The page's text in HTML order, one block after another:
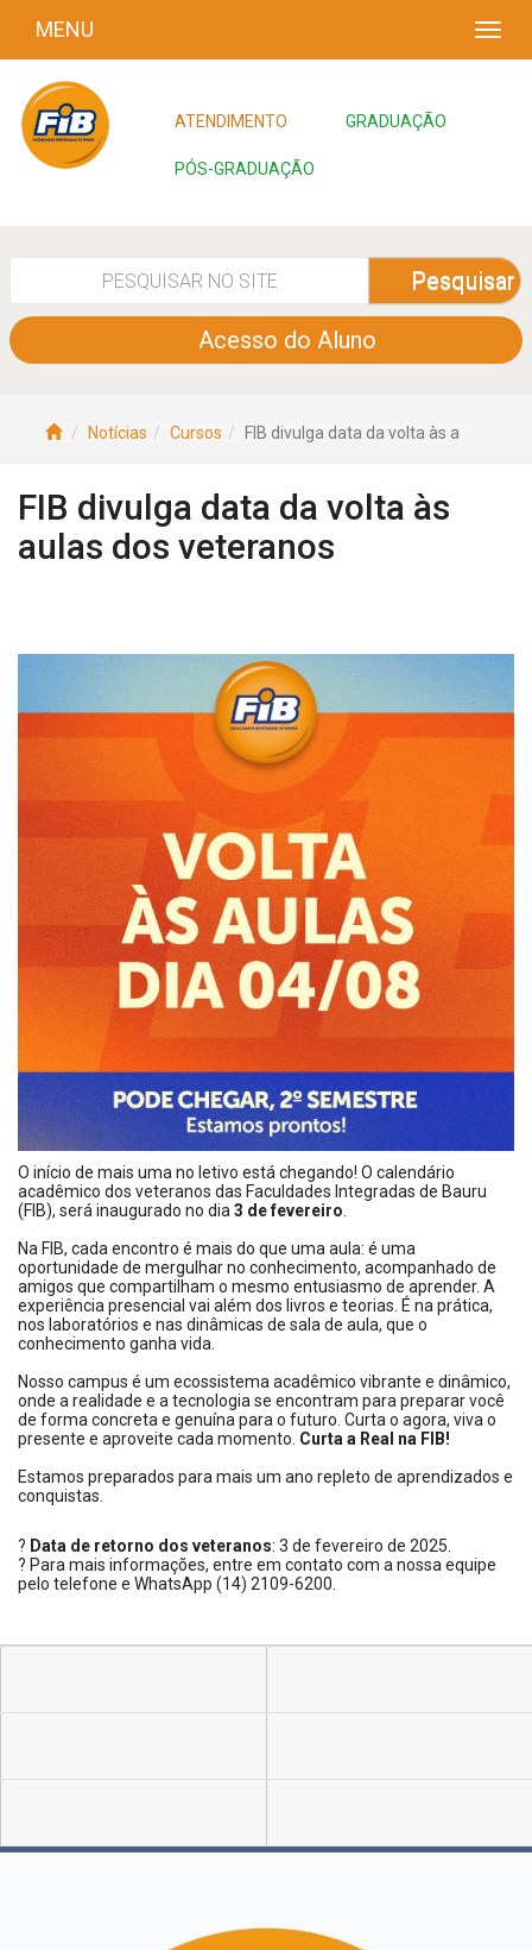
MENU
ATENDIMENTO GRADUAÇÃO
PÓS-GRADUAÇÃO
Pesquisar
Acesso do Aluno
Notícias Cursos FIB divulga data da volta às a
FIB divulga data da volta às
aulas dos veteranos
O início de mais uma no letivo está chegando! O calendário
acadêmico dos veteranos das Faculdades Integradas de Bauru
(FIB), será inaugurado no dia3 de fevereiro.
Na FIB, cada encontro é mais do que uma aula: é uma
oportunidade de mergulhar no conhecimento, acompanhado de
amigos que compartilham o mesmo entusiasmo de aprender. A
experiência presencial vai além dos livros e teorias. É na prática,
nos laboratórios e nas dinâmicas de sala de aula, que o
conhecimento ganha vida.
Nosso campus é um ecossistema acadêmico vibrante e dinâmico,
onde a realidade e a tecnologia se encontram para preparar você
de forma concreta e genuína para o futuro. Curta o agora, viva o
presente e aproveite cada momento. Curta a Real na FIB!
Estamos preparados para mais um ano repleto de aprendizados e
conquistas.
? Data de retorno dos veteranos: 3 de fevereiro de 2025.
? Para mais informações, entre em contato com a nossa equipe
pelo telefone e WhatsApp (14) 2109-6200.